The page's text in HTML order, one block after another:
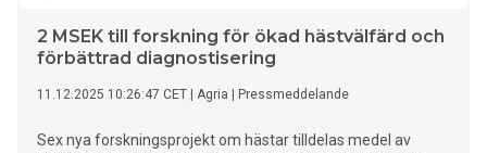
2 MSEK till forskning för ökad hästvälfärd och
förbättrad diagnostisering
11.12.2025 10:26:47 CET Agria Pressmeddelande
Sex nya forskningsprojekt om hästar tilldelas medel av